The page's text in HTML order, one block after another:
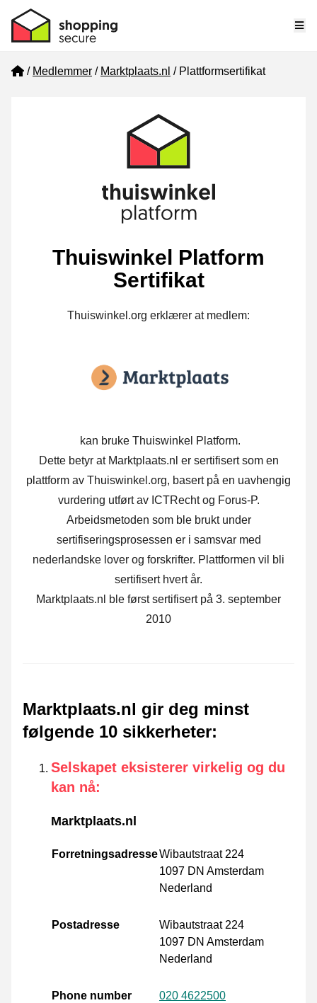
Home
Medlemmer Marktplaats.nl Plattformsertifikat
Thuiswinkel Platform
Sertifikat
Thuiswinkel.org erklærer at medlem:
kan bruke Thuiswinkel Platform.
Dette betyr at Marktplaats.nl er sertifisert som en
plattform av Thuiswinkel.org, basert på en uavhengig
vurdering utført av ICTRecht og Forus-P.
Arbeidsmetoden som ble brukt under
sertifiseringsprosessen er i samsvar med
nederlandske lover og forskrifter. Plattformen vil bli
sertifisert hvert år.
Marktplaats.nl ble først sertifisert på 3. september
2010
Marktplaats.nl gir deg minst
følgende 10 sikkerheter:
Selskapet eksisterer virkelig og du
kan nå:
Marktplaats.nl
ForretningsadresseWibautstraat 224
1097 DN Amsterdam
Nederland
Postadresse
Wibautstraat 224
1097 DN Amsterdam
Nederland
Phone number
020 4622500